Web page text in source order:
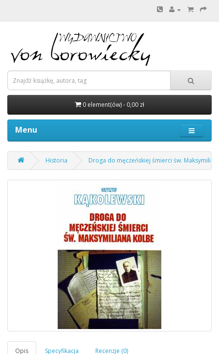
0 element(ów) - 0,00 zł
Menu
Historia Droga do męczeńskiej śmierci św.